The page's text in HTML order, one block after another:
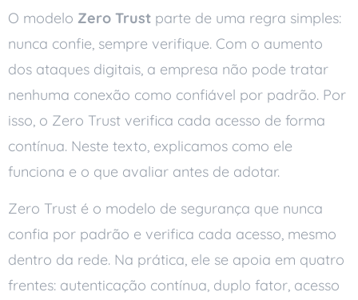
O modelo Zero Trust parte de uma regra simples:
nunca confie, sempre verifique. Com o aumento
dos ataques digitais, a empresa não pode tratar
nenhuma conexão como confiável por padrão. Por
isso, o Zero Trust verifica cada acesso de forma
contínua. Neste texto, explicamos como ele
funciona e o que avaliar antes de adotar.
Zero Trust é o modelo de segurança que nunca
confia por padrão e verifica cada acesso, mesmo
dentro da rede. Na prática, ele se apoia em quatro
frentes: autenticação contínua, duplo fator, acesso